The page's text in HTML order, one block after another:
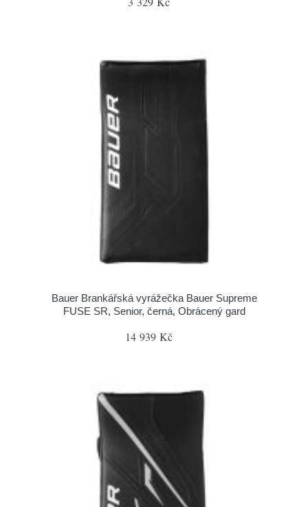
Bauer Brankářská vyrážečka Bauer Supreme
FUSE SR, Senior, černá, Obrácený gard
14 939 Kč